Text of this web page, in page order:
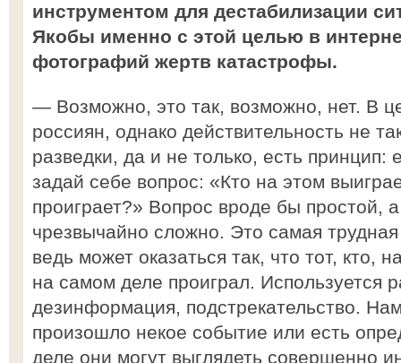
инструментом для дестабилизации
Якобы именно с этой целью в
фотографий жертв катастрофы.
— Возможно, это так, возможно, нет. В
россиян, однако действительность не
разведки, да и не только, есть принцип:
задай себе вопрос: «Кто на этом
проиграет?» Вопрос вроде бы простой,
чрезвычайно сложно. Это самая
ведь может оказаться так, что тот, кто,
на самом деле проиграл. Используется
дезинформация, подстрекательство.
произошло некое событие или есть
деле они могут выглядеть совершенно